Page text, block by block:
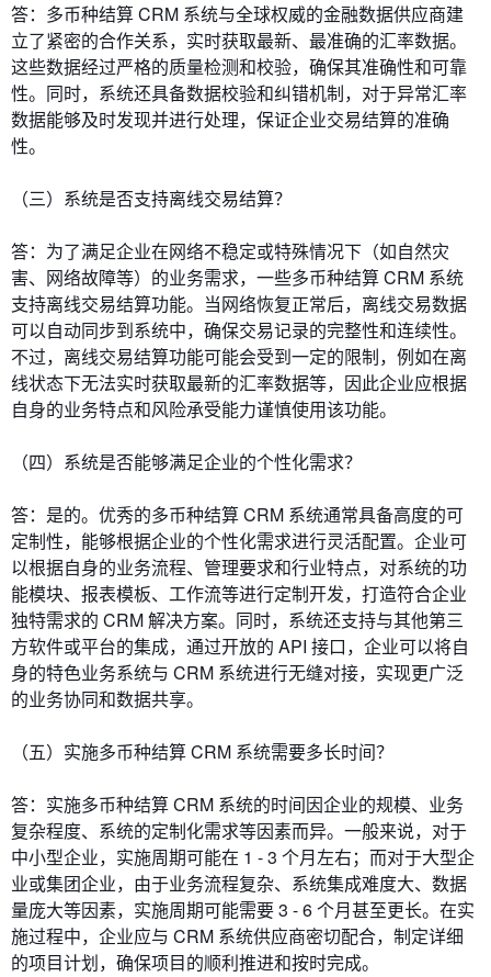
答：多币种结算 CRM 系统与全球权威的金融数据供应商建
立了紧密的合作关系，实时获取最新、最准确的汇率数据。
这些数据经过严格的质量检测和校验，确保其准确性和可靠
性。同时，系统还具备数据校验和纠错机制，对于异常汇率
数据能够及时发现并进行处理，保证企业交易结算的准确
性。
（三）系统是否支持离线交易结算？
答：为了满足企业在网络不稳定或特殊情况下（如自然灾
害、网络故障等）的业务需求，一些多币种结算 CRM 系统
支持离线交易结算功能。当网络恢复正常后，离线交易数据
可以自动同步到系统中，确保交易记录的完整性和连续性。
不过，离线交易结算功能可能会受到一定的限制，例如在离
线状态下无法实时获取最新的汇率数据等，因此企业应根据
自身的业务特点和风险承受能力谨慎使用该功能。
（四）系统是否能够满足企业的个性化需求？
答：是的。优秀的多币种结算 CRM 系统通常具备高度的可
定制性，能够根据企业的个性化需求进行灵活配置。企业可
以根据自身的业务流程、管理要求和行业特点，对系统的功
能模块、报表模板、工作流等进行定制开发，打造符合企业
独特需求的 CRM 解决方案。同时，系统还支持与其他第三
方软件或平台的集成，通过开放的 API 接口，企业可以将自
身的特色业务系统与 CRM 系统进行无缝对接，实现更广泛
的业务协同和数据共享。
（五）实施多币种结算 CRM 系统需要多长时间？
答：实施多币种结算 CRM 系统的时间因企业的规模、业务
复杂程度、系统的定制化需求等因素而异。一般来说，对于
中小型企业，实施周期可能在 1 - 3 个月左右；而对于大型企
业或集团企业，由于业务流程复杂、系统集成难度大、数据
量庞大等因素，实施周期可能需要 3 - 6 个月甚至更长。在实
施过程中，企业应与 CRM 系统供应商密切配合，制定详细
的项目计划，确保项目的顺利推进和按时完成。